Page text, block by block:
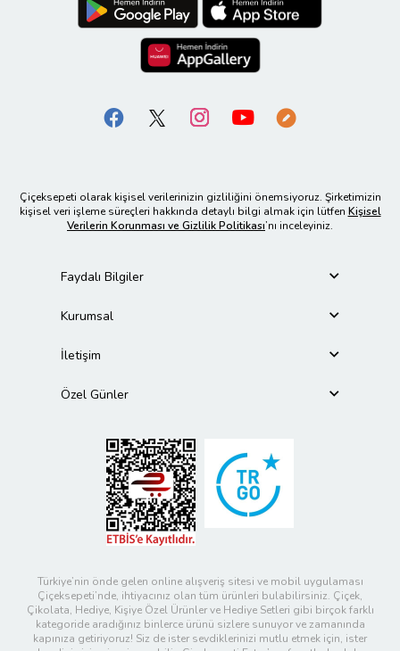
Çiçeksepeti olarak kişisel verilerinizin gizliliğini önemsiyoruz. Şirketimizin
kişisel veri işleme süreçleri hakkında detaylı bilgi almak için lütfen Kişisel
Verilerin Korunması ve Gizlilik Politikası’nı inceleyiniz.
Faydalı Bilgiler
Kurumsal
İletişim
Özel Günler
Türkiye’nin önde gelen online alışveriş sitesi ve mobil uygulaması
Çiçeksepeti’nde, ihtiyacınız olan tüm ürünleri bulabilirsiniz. Çiçek,
Çikolata, Hediye, Kişiye Özel Ürünler ve Hediye Setleri gibi birçok farklı
kategoride aradığınız binlerce ürünü sizlere sunuyor ve zamanında
kapınıza getiriyoruz! Siz de ister sevdiklerinizi mutlu etmek için, ister